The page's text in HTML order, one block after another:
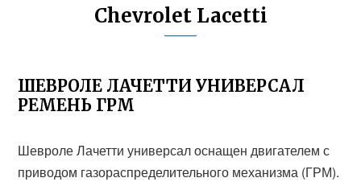
Chevrolet Lacetti
ШЕВРОЛЕ ЛАЧЕТТИ УНИВЕРСАЛ
РЕМЕНЬ ГРМ
Шевроле Лачетти универсал оснащен двигателем с
приводом газораспределительного механизма (ГРМ).